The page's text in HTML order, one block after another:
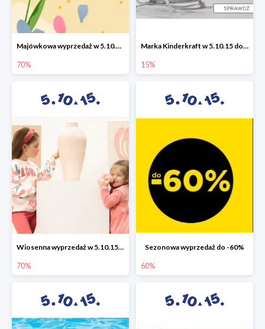
Majówkowa wyprzedaż w 5.10.15 do -70%
70%
Marka Kinderkraft w 5.10.15 do -15%
15%
Wiosenna wyprzedaż w 5.10.15 do -70%
70%
Sezonowa wyprzedaż do -60%
60%